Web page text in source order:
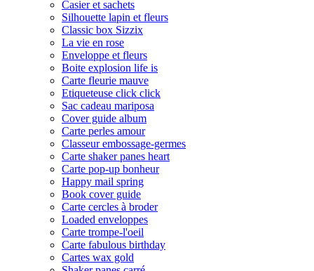
Casier et sachets
Silhouette lapin et fleurs
Classic box Sizzix
La vie en rose
Enveloppe et fleurs
Boite explosion life is
Carte fleurie mauve
Etiqueteuse click click
Sac cadeau mariposa
Cover guide album
Carte perles amour
Classeur embossage-germes
Carte shaker panes heart
Carte pop-up bonheur
Happy mail spring
Book cover guide
Carte cercles à broder
Loaded enveloppes
Carte trompe-l'oeil
Carte fabulous birthday
Cartes wax gold